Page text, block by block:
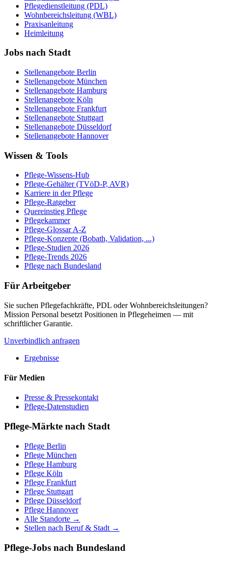
Pflegedienstleitung (PDL)
Wohnbereichsleitung (WBL)
Praxisanleitung
Heimleitung
Jobs nach Stadt
Stellenangebote Berlin
Stellenangebote München
Stellenangebote Hamburg
Stellenangebote Köln
Stellenangebote Frankfurt
Stellenangebote Stuttgart
Stellenangebote Düsseldorf
Stellenangebote Hannover
Wissen & Tools
Pflege-Wissens-Hub
Pflege-Gehälter (TVöD-P, AVR)
Karriere in der Pflege
Pflege-Ratgeber
Quereinstieg Pflege
Pflegekammer
Pflege-Glossar A-Z
Pflege-Konzepte (Bobath, Validation, ...)
Pflege-Studien 2026
Pflege-Trends 2026
Pflege nach Bundesland
Für Arbeitgeber
Sie suchen Pflegefachkräfte, PDL oder Wohnbereichsleitungen?
Mission Personal besetzt Positionen in Pflegeheimen — mit
schriftlicher Garantie.
Unverbindlich anfragen
Ergebnisse
Für Medien
Presse & Pressekontakt
Pflege-Datenstudien
Pflege-Märkte nach Stadt
Pflege Berlin
Pflege München
Pflege Hamburg
Pflege Köln
Pflege Frankfurt
Pflege Stuttgart
Pflege Düsseldorf
Pflege Hannover
Alle Standorte →
Stellen nach Beruf & Stadt →
Pflege-Jobs nach Bundesland